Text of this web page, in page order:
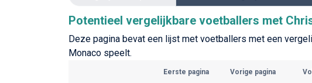
Potentieel vergelijkbare voetballers met
Deze pagina bevat een lijst met voetballers met een
Monaco speelt.
Eerste pagina Vorige pagina